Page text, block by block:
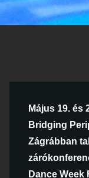
Május 19. és
Bridging
Zágrábban
Dance